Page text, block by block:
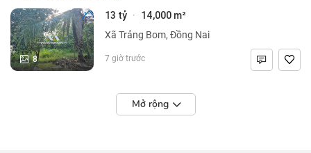
8
13 tỷ · 14,000 m²
Xã Trảng Bom, Đồng Nai
7 giờ trước
Mở rộng